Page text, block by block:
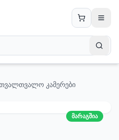
კამერები
მარაგშია